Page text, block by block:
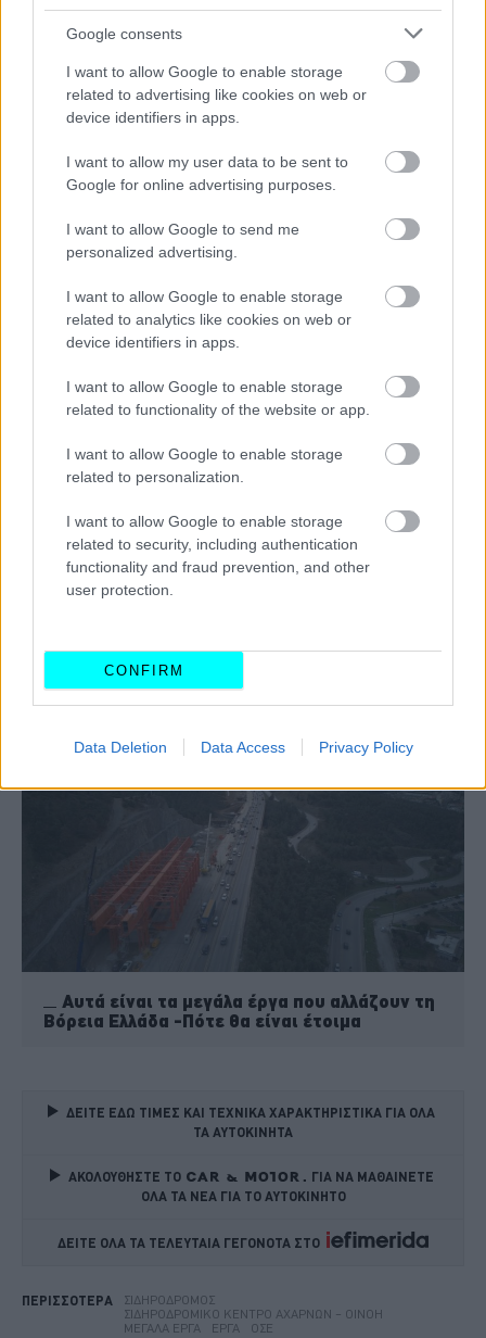
Google consents
I want to allow Google to enable storage
related to advertising like cookies on web or
device identifiers in apps.
I want to allow my user data to be sent to
Google for online advertising purposes.
I want to allow Google to send me
personalized advertising.
I want to allow Google to enable storage
related to analytics like cookies on web or
device identifiers in apps.
I want to allow Google to enable storage
related to functionality of the website or app.
I want to allow Google to enable storage
related to personalization.
I want to allow Google to enable storage
related to security, including authentication
functionality and fraud prevention, and other
user protection.
CONFIRM
Data Deletion Data Access Privacy Policy
ΔΙΑΒΑΣΤΕ ΕΠΙΣΗΣ
Έτοιμη για να δοθεί στην κυκλοφορία η νέα
γέφυρα της Εθνικής Οδού -Πού βρίσκεται
Ο Hλεκτρικός της Αθήνας αλλάζει -Ποια
Αυτά είναι τα μεγάλα έργα που αλλάζουν τη
Βόρεια Ελλάδα -Πότε θα είναι έτοιμα
ΔΕΙΤΕ ΕΔΩ ΤΙΜΕΣ ΚΑΙ ΤΕΧΝΙΚΑ ΧΑΡΑΚΤΗΡΙΣΤΙΚΑ ΓΙΑ ΟΛΑ
ΤΑ ΑΥΤΟΚΙΝΗΤΑ
ΑΚΟΛΟΥΘΗΣΤΕ ΤΟ
ΓΙΑ ΝΑ ΜΑΘΑΙΝΕΤΕ
ΟΛΑ ΤΑ ΝΕΑ ΓΙΑ ΤΟ ΑΥΤΟΚΙΝΗΤΟ
ΔΕΙΤΕ ΟΛΑ ΤΑ ΤΕΛΕΥΤΑΙΑ ΓΕΓΟΝΟΤΑ ΣΤΟ
ΠΕΡΙΣΣΟΤΕΡΑ
ΣΙΔΗΡΌΔΡΟΜΟΣ
ΣΙΔΗΡΟΔΡΟΜΙΚΌ ΚΈΝΤΡΟ ΑΧΑΡΝΏΝ – ΟΙΝΌΗ
ΜΕΓΆΛΑ ΈΡΓΑ
ΈΡΓΑ ΟΣΕ